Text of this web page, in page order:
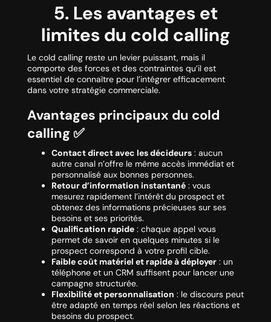
5. Les avantages et
limites du cold calling
Le cold calling reste un levier puissant, mais il
comporte des forces et des contraintes qu’il est
essentiel de connaître pour l’intégrer efficacement
dans votre stratégie commerciale.
Avantages principaux du cold
calling ✅
Contact direct avec les décideurs: aucun
autre canal n’offre le même accès immédiat et
personnalisé aux bonnes personnes.
Retour d’information instantané: vous
mesurez rapidement l’intérêt du prospect et
obtenez des informations précieuses sur ses
besoins et ses priorités.
Qualification rapide: chaque appel vous
permet de savoir en quelques minutes si le
prospect correspond à votre profil cible.
Faible coût matériel et rapide à déployer: un
téléphone et un CRM suffisent pour lancer une
campagne structurée.
Flexibilité et personnalisation : le discours peut
être adapté en temps réel selon les réactions et
besoins du prospect.